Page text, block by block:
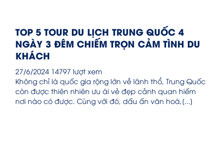
TOP 5 TOUR DU LỊCH TRUNG QUỐC 4
NGÀY 3 ĐÊM CHIẾM TRỌN CẢM TÌNH DU
KHÁCH
27/6/2024 14797 lượt xem
Không chỉ là quốc gia rộng lớn về lãnh thổ, Trung Quốc
còn được thiên nhiên ưu ái vẻ đẹp cảnh quan hiếm
nơi nào có được. Cùng với đó, dấu ấn văn hoá,[...]